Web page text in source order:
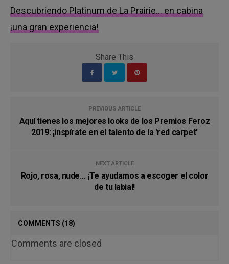
Descubriendo Platinum de La Prairie… en cabina
¡una gran experiencia!
Share This
PREVIOUS ARTICLE
Aquí tienes los mejores looks de los Premios Feroz
2019: ¡inspírate en el talento de la 'red carpet'
NEXT ARTICLE
Rojo, rosa, nude… ¡Te ayudamos a escoger el color
de tu labial!
COMMENTS (18)
Comments are closed